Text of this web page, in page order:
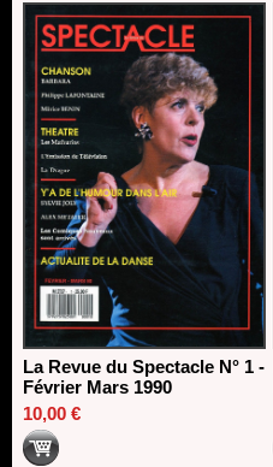
La Revue du Spectacle N° 1 -
Février Mars 1990
10,00 €